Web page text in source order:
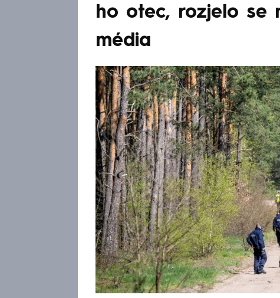
ho otec, rozjelo se
média